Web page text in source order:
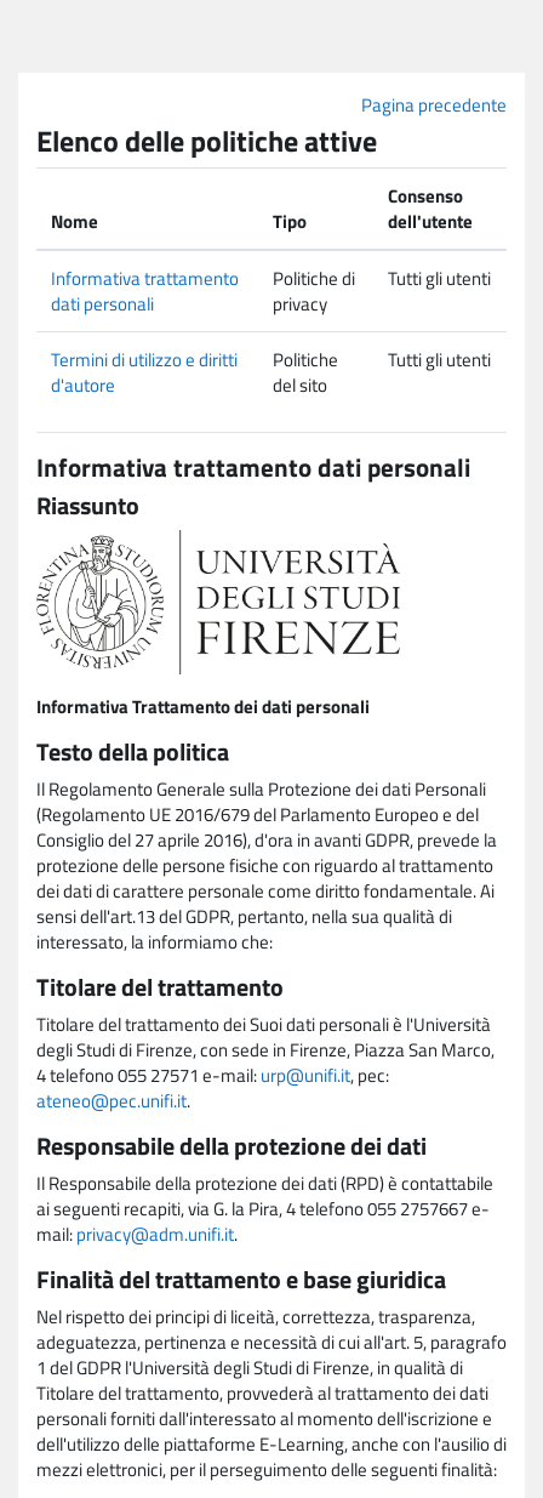
Pagina precedente
Elenco delle politiche attive
Nome Tipo
Consenso
dell'utente
Informativa trattamento
dati personali
Politiche di
privacy
Tutti gli utenti
Termini di utilizzo e diritti
d'autore
Politiche
del sito
Tutti gli utenti
Informativa trattamento dati personali
Riassunto
Informativa Trattamento dei dati personali
Testo della politica
Il Regolamento Generale sulla Protezione dei dati Personali
(Regolamento UE 2016/679 del Parlamento Europeo e del
Consiglio del 27 aprile 2016), d'ora in avanti GDPR, prevede la
protezione delle persone fisiche con riguardo al trattamento
dei dati di carattere personale come diritto fondamentale. Ai
sensi dell'art.13 del GDPR, pertanto, nella sua qualità di
interessato, la informiamo che:
Titolare del trattamento
Titolare del trattamento dei Suoi dati personali è l'Università
degli Studi di Firenze, con sede in Firenze, Piazza San Marco,
4 telefono 055 27571 e-mail:urp@unifi.it, pec:
ateneo@pec.unifi.it.
Responsabile della protezione dei dati
Il Responsabile della protezione dei dati (RPD) è contattabile
ai seguenti recapiti, via G. la Pira, 4 telefono 055 2757667 e-
mail:privacy@adm.unifi.it.
Finalità del trattamento e base giuridica
Nel rispetto dei principi di liceità, correttezza, trasparenza,
adeguatezza, pertinenza e necessità di cui all'art. 5, paragrafo
1 del GDPR l'Università degli Studi di Firenze, in qualità di
Titolare del trattamento, provvederà al trattamento dei dati
personali forniti dall'interessato al momento dell'iscrizione e
dell'utilizzo delle piattaforme E-Learning, anche con l'ausilio di
mezzi elettronici, per il perseguimento delle seguenti finalità: